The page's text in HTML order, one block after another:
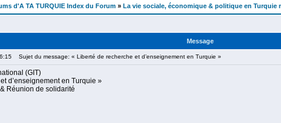
d'A TA TURQUIE Index du Forum » La vie sociale, économique & politique en Turquie
Message
Sujet du message: « Liberté de recherche et d’enseignement en Turquie »
(GIT)
d’enseignement en Turquie »
Réunion de solidarité